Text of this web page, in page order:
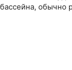
бассейна, обычно